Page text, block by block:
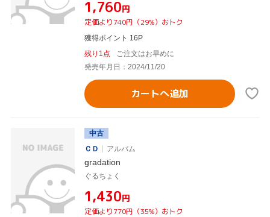
¥1,760円
定価より740円（29%）おトク
獲得ポイント 16P
残り1点
ご注文はお早めに
発売年月日：2024/11/20
カートへ追加
中古
ＣＤ
アルバム
gradation
ぐるちょく
¥1,430円
定価より770円（35%）おトク